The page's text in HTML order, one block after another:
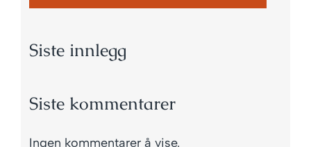
Siste innlegg
Siste kommentarer
Ingen kommentarer å vise.